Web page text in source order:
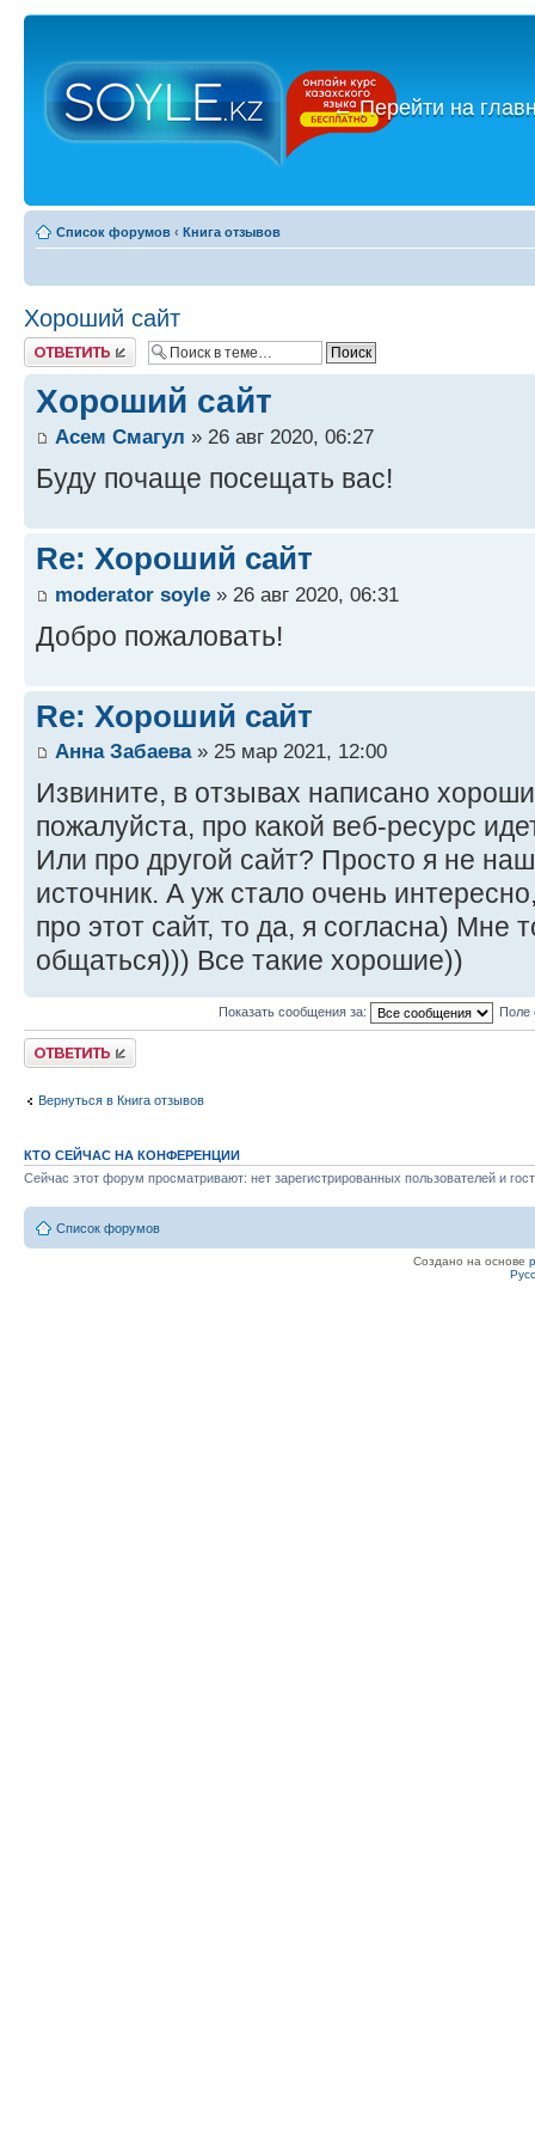
←Перейти на
Список форумов ‹ Книга отзывов
Хороший сайт
Ответить
Хороший сайт
Асем Смагул » 26 авг 2020, 06:27
Буду почаще посещать вас!
Re: Хороший сайт
moderator soyle » 26 авг 2020, 06:31
Добро пожаловать!
Re: Хороший сайт
Анна Забаева» 25 мар 2021, 12:00
Извините, в отзывах написано
пожалуйста, про какой веб-ресурс
Или про другой сайт? Просто я не
источник. А уж стало очень
про этот сайт, то да, я согласна) Мне
общаться))) Все такие хорошие))
Показать сообщения за: Поле
Ответить
Вернуться в Книга отзывов
КТО СЕЙЧАС НА КОНФЕРЕНЦИИ
Сейчас этот форум просматривают: нет зарегистрированных пользователей и
Список форумов
Создано на основе